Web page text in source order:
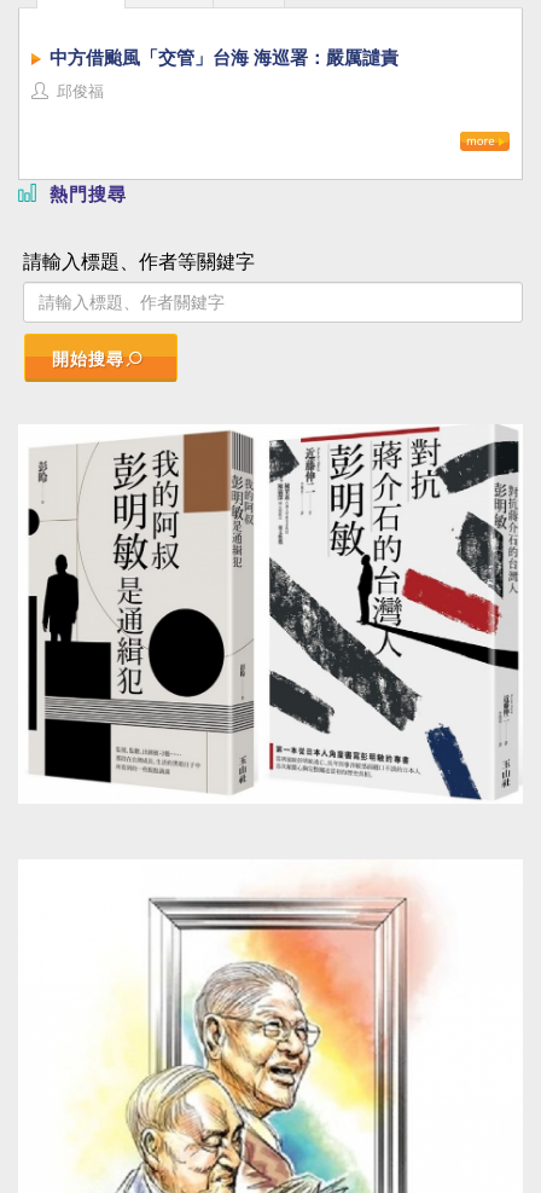
中方借颱風「交管」台海 海巡署：嚴厲譴責
邱俊福
熱門搜尋
請輸入標題、作者等關鍵字
開始搜尋